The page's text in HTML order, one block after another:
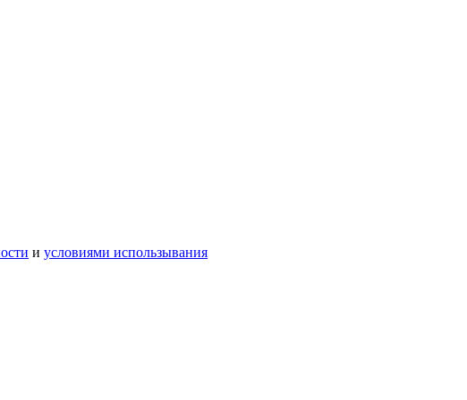
и условиями использывания